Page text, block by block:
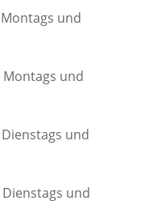
Montags und
Montags und
Dienstags und
Dienstags und